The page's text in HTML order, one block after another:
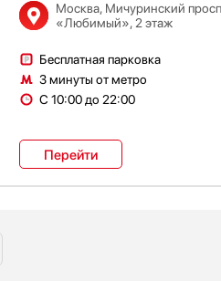
Москва, Мичуринский
«Любимый», 2 этаж
Бесплатная парковка
3 минуты от метро
С 10:00 до 22:00
Перейти